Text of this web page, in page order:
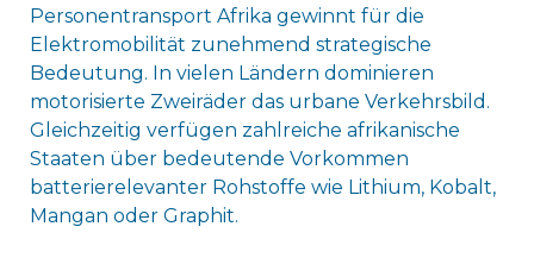
Personentransport Afrika gewinnt für die
Elektromobilität zunehmend strategische
Bedeutung. In vielen Ländern dominieren
motorisierte Zweiräder das urbane Verkehrsbild.
Gleichzeitig verfügen zahlreiche afrikanische
Staaten über bedeutende Vorkommen
batterierelevanter Rohstoffe wie Lithium, Kobalt,
Mangan oder Graphit.